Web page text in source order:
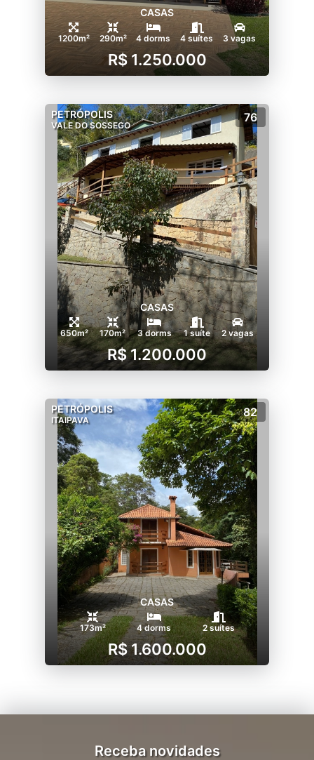
CASAS
1200m² 290m² 4 dorms 4 suítes 3 vagas
R$ 1.250.000
PETRÓPOLIS
VALE DO SOSSEGO
76
CASAS
650m² 170m² 3 dorms 1 suíte 2 vagas
R$ 1.200.000
PETRÓPOLIS
ITAIPAVA
82
CASAS
173m² 4 dorms 2 suítes
R$ 1.600.000
Receba novidades